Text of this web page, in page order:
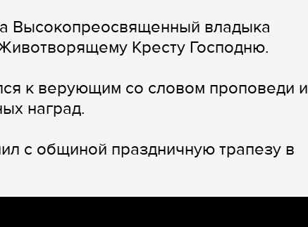
Высокопреосвященный владыка
Кресту Господню.
к верующим со словом проповеди и
наград.
с общиной праздничную трапезу в